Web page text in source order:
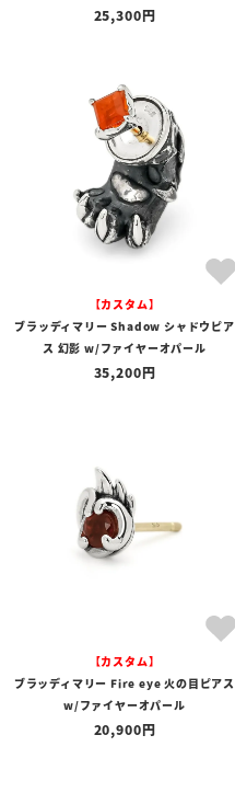
25,300
【カスタム】
ブラッディマリー Shadow シャドウピア
ス 幻影 w/ファイヤーオパール
35,200
【カスタム】
ブラッディマリー Fire eye 火の目ピアス
w/ファイヤーオパール
20,900